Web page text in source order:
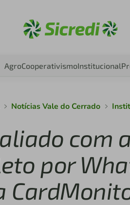
AgroCooperativismoInstitucional
Notícias Vale do Cerrado
com
por